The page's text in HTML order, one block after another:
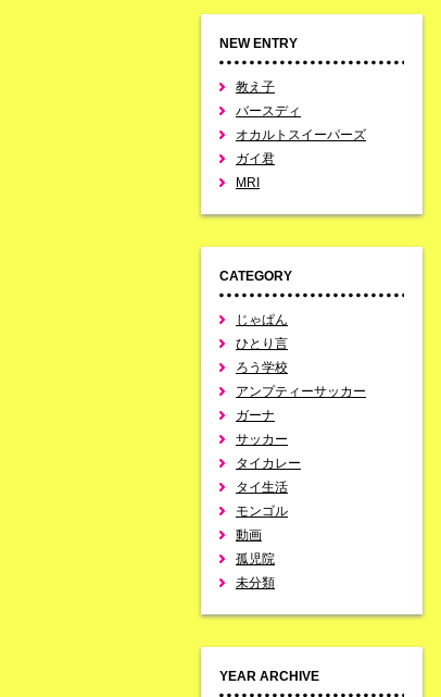
NEW ENTRY
教え子
バースディ
オカルトスイーパーズ
ガイ君
MRI
CATEGORY
じゃぱん
ひとり言
ろう学校
アンプティーサッカー
ガーナ
サッカー
タイカレー
タイ生活
モンゴル
動画
孤児院
未分類
YEAR ARCHIVE